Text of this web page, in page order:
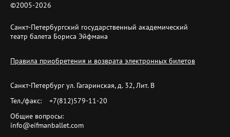
©2005-2026
Санкт-Петербургский государственный академический
театр балета Бориса Эйфмана
Правила приобретения и возврата электронных билетов
Санкт-Петербург ул. Гагаринская, д. 32, Лит. B
Тел./факс:
+7(812)579-11-20
Общие вопросы:
info@eifmanballet.com